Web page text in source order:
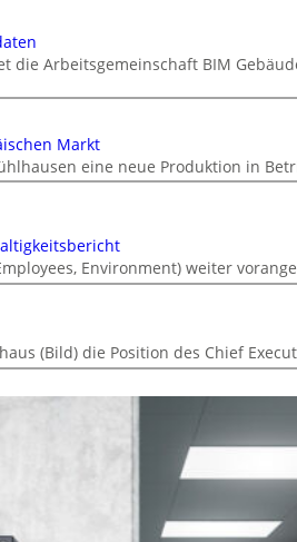
die Arbeitsgemeinschaft BIM
Markt
eine neue Produktion in
Environment) weiter
(Bild) die Position des Chief